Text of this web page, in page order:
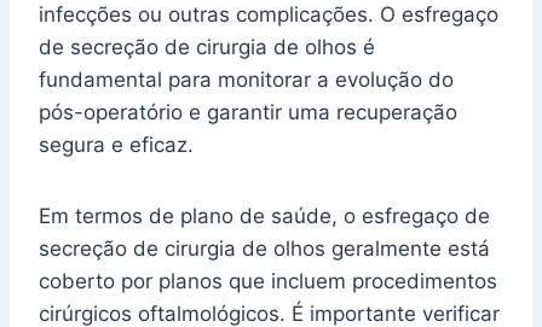
infecções ou outras complicações. O esfregaço
de secreção de cirurgia de olhos é
fundamental para monitorar a evolução do
pós-operatório e garantir uma recuperação
segura e eficaz.
Em termos de plano de saúde, o esfregaço de
secreção de cirurgia de olhos geralmente está
coberto por planos que incluem procedimentos
cirúrgicos oftalmológicos. É importante verificar